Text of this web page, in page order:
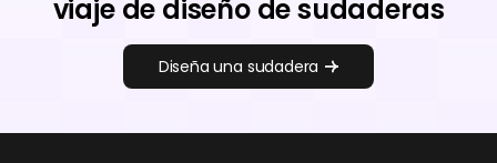
viaje de diseño de sudaderas
Diseña una sudadera